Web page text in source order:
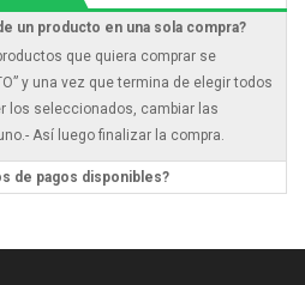
un producto en una sola compra?
que quiera comprar se
y una vez que termina de elegir todos
los seleccionados, cambiar las
Así luego finalizar la compra.
de pagos disponibles?